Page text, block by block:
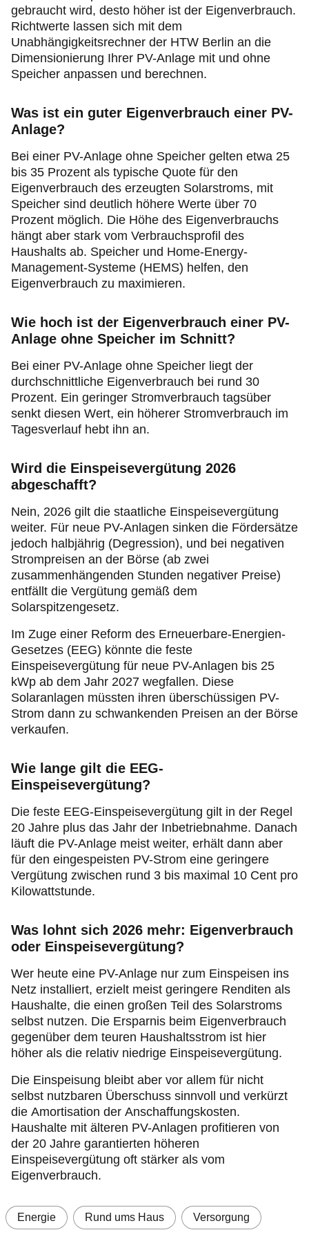
gebraucht wird, desto höher ist der Eigenverbrauch.
Richtwerte lassen sich mit dem
Unabhängigkeitsrechner der HTW Berlin an die
Dimensionierung Ihrer PV-Anlage mit und ohne
Speicher anpassen und berechnen.
Was ist ein guter Eigenverbrauch einer PV-
Anlage?
Bei einer PV-Anlage ohne Speicher gelten etwa 25
bis 35 Prozent als typische Quote für den
Eigenverbrauch des erzeugten Solarstroms, mit
Speicher sind deutlich höhere Werte über 70
Prozent möglich. Die Höhe des Eigenverbrauchs
hängt aber stark vom Verbrauchsprofil des
Haushalts ab. Speicher und Home-Energy-
Management-Systeme (HEMS) helfen, den
Eigenverbrauch zu maximieren.
Wie hoch ist der Eigenverbrauch einer PV-
Anlage ohne Speicher im Schnitt?
Bei einer PV-Anlage ohne Speicher liegt der
durchschnittliche Eigenverbrauch bei rund 30
Prozent. Ein geringer Stromverbrauch tagsüber
senkt diesen Wert, ein höherer Stromverbrauch im
Tagesverlauf hebt ihn an.
Wird die Einspeisevergütung 2026
abgeschafft?
Nein, 2026 gilt die staatliche Einspeisevergütung
weiter. Für neue PV-Anlagen sinken die Fördersätze
jedoch halbjährig (Degression), und bei negativen
Strompreisen an der Börse (ab zwei
zusammenhängenden Stunden negativer Preise)
entfällt die Vergütung gemäß dem
Solarspitzengesetz.
Im Zuge einer Reform des Erneuerbare-Energien-
Gesetzes (EEG) könnte die feste
Einspeisevergütung für neue PV-Anlagen bis 25
kWp ab dem Jahr 2027 wegfallen. Diese
Solaranlagen müssten ihren überschüssigen PV-
Strom dann zu schwankenden Preisen an der Börse
verkaufen.
Wie lange gilt die EEG-
Einspeisevergütung?
Die feste EEG-Einspeisevergütung gilt in der Regel
20 Jahre plus das Jahr der Inbetriebnahme. Danach
läuft die PV-Anlage meist weiter, erhält dann aber
für den eingespeisten PV-Strom eine geringere
Vergütung zwischen rund 3 bis maximal 10 Cent pro
Kilowattstunde.
Was lohnt sich 2026 mehr: Eigenverbrauch
oder Einspeisevergütung?
Wer heute eine PV-Anlage nur zum Einspeisen ins
Netz installiert, erzielt meist geringere Renditen als
Haushalte, die einen großen Teil des Solarstroms
selbst nutzen. Die Ersparnis beim Eigenverbrauch
gegenüber dem teuren Haushaltsstrom ist hier
höher als die relativ niedrige Einspeisevergütung.
Die Einspeisung bleibt aber vor allem für nicht
selbst nutzbaren Überschuss sinnvoll und verkürzt
die Amortisation der Anschaffungskosten.
Haushalte mit älteren PV-Anlagen profitieren von
der 20 Jahre garantierten höheren
Einspeisevergütung oft stärker als vom
Eigenverbrauch.
Energie Rund ums Haus Versorgung